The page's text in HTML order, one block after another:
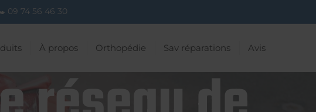
09 74 56 46 30
À propos Orthopédie Sav réparations Avis